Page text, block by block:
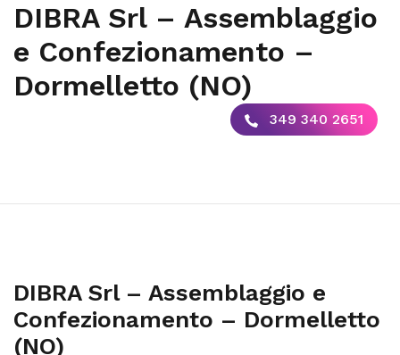
DIBRA Srl – Assemblaggio
e Confezionamento –
Dormelletto (NO)
349 340 2651
DIBRA Srl – Assemblaggio e
Confezionamento – Dormelletto
(NO)